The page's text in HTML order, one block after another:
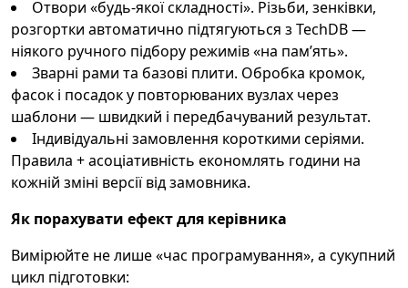
Отвори «будь-якої складності». Різьби, зенківки,
розгортки автоматично підтягуються з TechDB —
ніякого ручного підбору режимів «на пам’ять».
Зварні рами та базові плити. Обробка кромок,
фасок і посадок у повторюваних вузлах через
шаблони — швидкий і передбачуваний результат.
Індивідуальні замовлення короткими серіями.
Правила + асоціативність економлять години на
кожній зміні версії від замовника.
Як порахувати ефект для керівника
Вимірюйте не лише «час програмування», а сукупний
цикл підготовки: